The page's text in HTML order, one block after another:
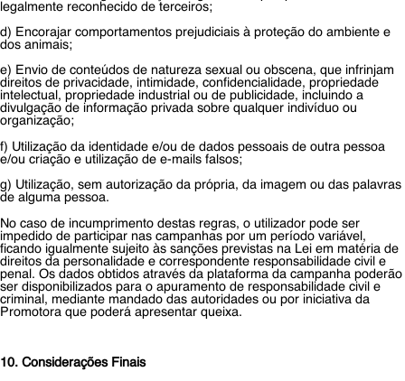
legalmente reconhecido de terceiros;
d) Encorajar comportamentos prejudiciais à proteção do ambiente e
dos animais;
e) Envio de conteúdos de natureza sexual ou obscena, que infrinjam
direitos de privacidade, intimidade, confidencialidade, propriedade
intelectual, propriedade industrial ou de publicidade, incluindo a
divulgação de informação privada sobre qualquer indivíduo ou
organização;
f) Utilização da identidade e/ou de dados pessoais de outra pessoa
e/ou criação e utilização de e-mails falsos;
g) Utilização, sem autorização da própria, da imagem ou das palavras
de alguma pessoa.
No caso de incumprimento destas regras, o utilizador pode ser
impedido de participar nas campanhas por um período variável,
ficando igualmente sujeito às sanções previstas na Lei em matéria de
direitos da personalidade e correspondente responsabilidade civil e
penal. Os dados obtidos através da plataforma da campanha poderão
ser disponibilizados para o apuramento de responsabilidade civil e
criminal, mediante mandado das autoridades ou por iniciativa da
Promotora que poderá apresentar queixa.
10. Considerações Finais